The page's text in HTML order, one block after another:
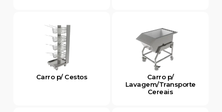
Carro p/ Cestos
Carro p/
Lavagem/Transporte
Cereais